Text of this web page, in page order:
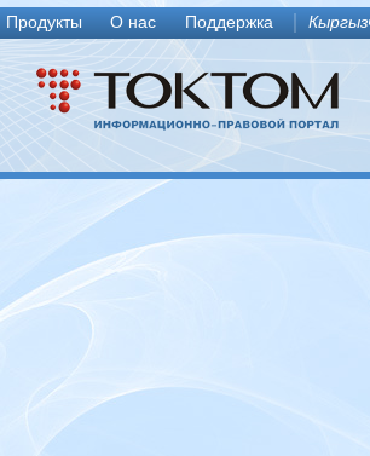
Продукты О нас Поддержка